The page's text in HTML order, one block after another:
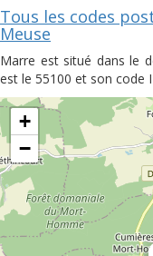
Tous les codes
Meuse
Marre est situé dans le
est le 55100 et son code
+
−